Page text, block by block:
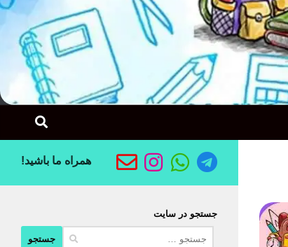
همراه ما باشید!
جستجو در سایت